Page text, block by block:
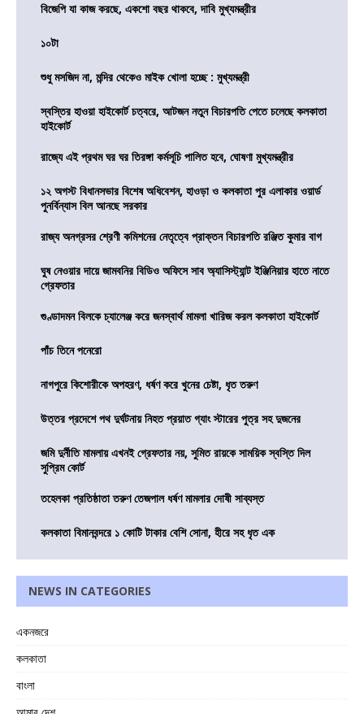
বিজেপি যা কাজ করছে, একশো বছর থাকবে, দাবি মুখ্যমন্ত্রীর
১০টা
শুধু মসজিদ না, মন্দির থেকেও মাইক খোলা হচ্ছে : মুখ্যমন্ত্রী
স্বস্তির হাওয়া হাইকোর্ট চত্বরে, আটজন নতুন বিচারপতি পেতে চলেছে কলকাতা
হাইকোর্ট
রাজ্যে এই প্রথম ঘর ঘর তিরঙ্গা কর্মসূচি পালিত হবে, ঘোষণা মুখ্যমন্ত্রীর
১২ অগস্ট বিধানসভার বিশেষ অধিবেশন, হাওড়া ও কলকাতা পুর এলাকার ওয়ার্ড
পুনর্বিন্যাস বিল আনছে সরকার
রাজ্য অনগ্রসর শ্রেণী কমিশনের নেতৃত্বে প্রাক্তন বিচারপতি রঞ্জিত কুমার বাগ
ঘুষ নেওয়ার দায়ে জামবনির বিডিও অফিসে সাব অ্যাসিস্ট্যান্ট ইঞ্জিনিয়ার হাতে নাতে
গ্রেফতার
গুণ্ডাদমন বিলকে চ্যালেঞ্জ করে জনস্বার্থ মামলা খারিজ করল কলকাতা হাইকোর্ট
পাঁচ তিনে পনেরো
নাগপুরে কিশোরীকে অপহরণ, ধর্ষণ করে খুনের চেষ্টা, ধৃত তরুণ
উত্তর প্রদেশে পথ দুর্ঘটনায় নিহত প্রয়াত গ্যাং স্টারের পুত্র সহ দুজনের
জমি দুর্নীতি মামলায় এখনই গ্রেফতার নয়, সুমিত রায়কে সাময়িক স্বস্তি দিল
সুপ্রিম কোর্ট
তহেলকা প্রতিষ্ঠাতা তরুণ তেজপাল ধর্ষণ মামলার দোষী সাব্যস্ত
কলকাতা বিমানবন্দরে ১ কোটি টাকার বেশি সোনা, হীরে সহ ধৃত এক
NEWS IN CATEGORIES
একনজরে
কলকাতা
বাংলা